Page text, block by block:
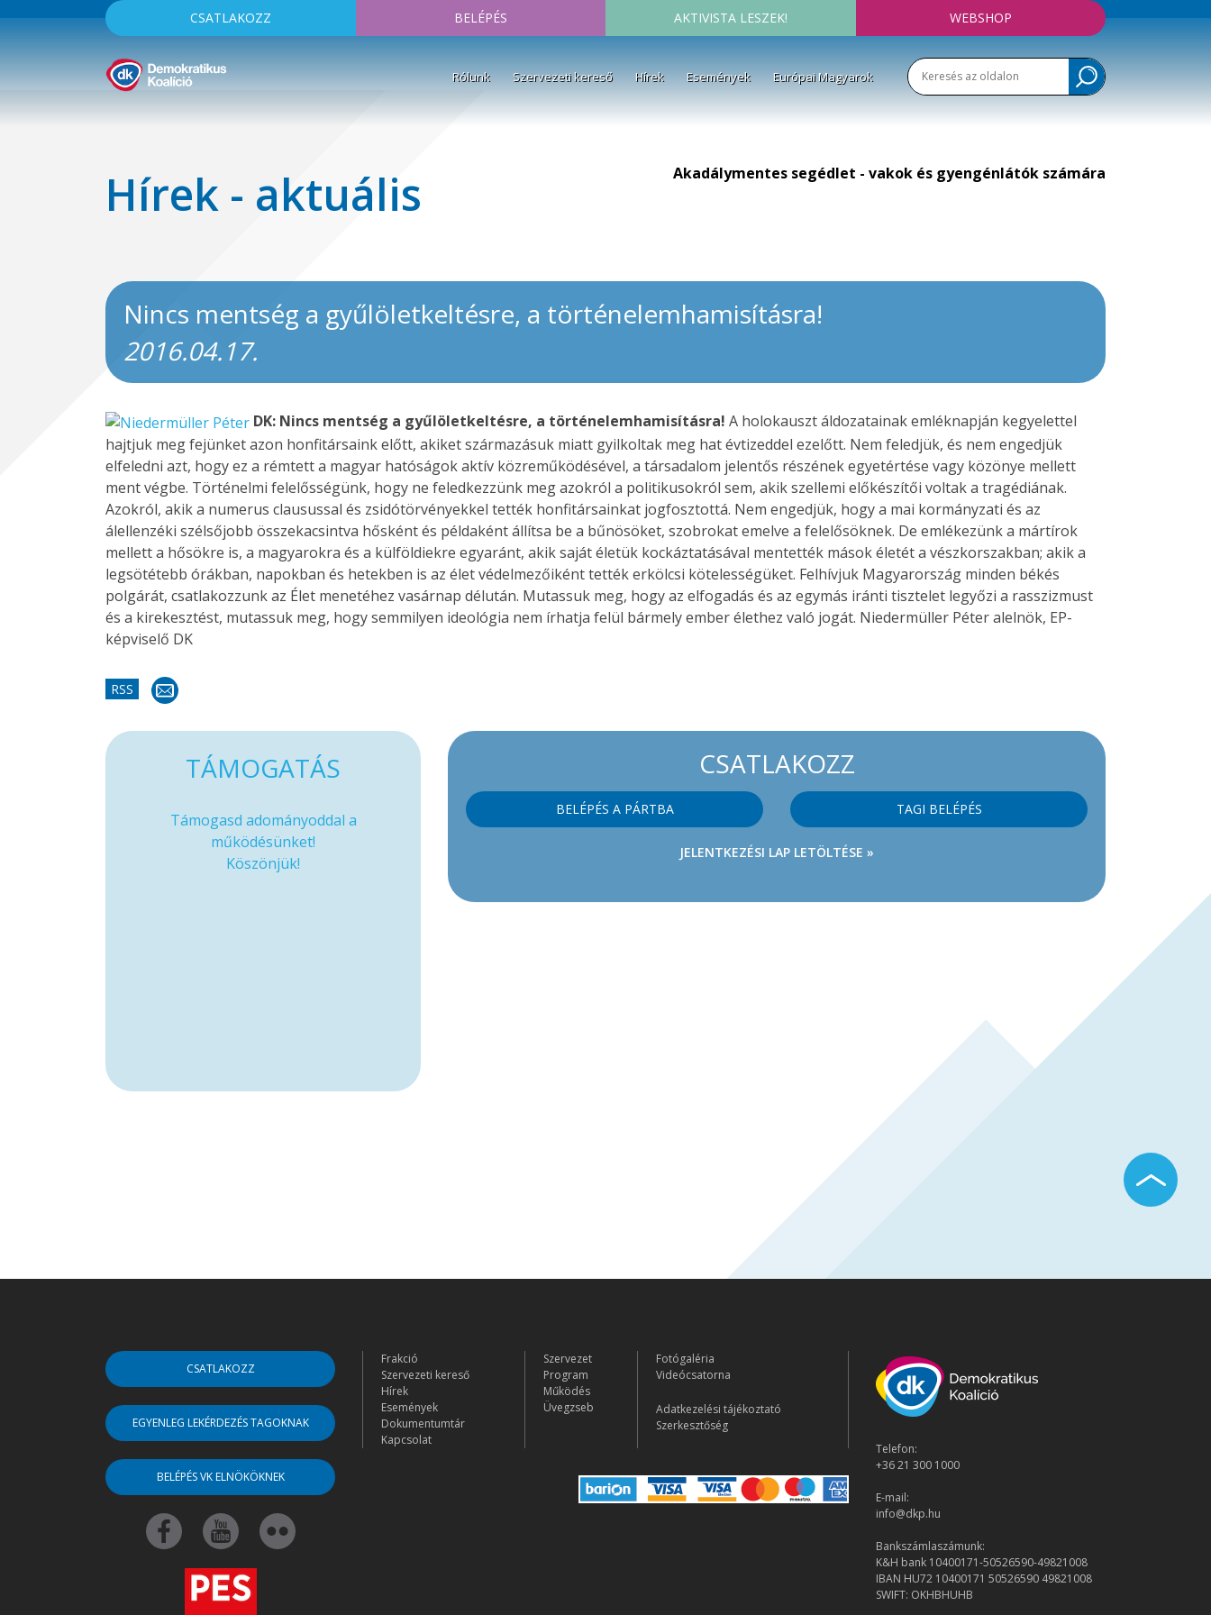
CSATLAKOZZ BELÉPÉS AKTIVISTA LESZEK! WEBSHOP
Rólunk Szervezeti kereső Hírek Események Európai Magyarok
Hírek - aktuális Akadálymentes segédlet - vakok és gyengénlátók számára
Nincs mentség a gyűlöletkeltésre, a történelemhamisításra!
2016.04.17.
DK: Nincs mentség a gyűlöletkeltésre, a történelemhamisításra! A holokauszt áldozatainak emléknapján kegyelettel
hajtjuk meg fejünket azon honfitársaink előtt, akiket származásuk miatt gyilkoltak meg hat évtizeddel ezelőtt. Nem feledjük, és nem engedjük
elfeledni azt, hogy ez a rémtett a magyar hatóságok aktív közreműködésével, a társadalom jelentős részének egyetértése vagy közönye mellett
ment végbe. Történelmi felelősségünk, hogy ne feledkezzünk meg azokról a politikusokról sem, akik szellemi előkészítői voltak a tragédiának.
Azokról, akik a numerus clausussal és zsidótörvényekkel tették honfitársainkat jogfosztottá. Nem engedjük, hogy a mai kormányzati és az
álellenzéki szélsőjobb összekacsintva hősként és példaként állítsa be a bűnösöket, szobrokat emelve a felelősöknek. De emlékezünk a mártírok
mellett a hősökre is, a magyarokra és a külföldiekre egyaránt, akik saját életük kockáztatásával mentették mások életét a vészkorszakban; akik a
legsötétebb órákban, napokban és hetekben is az élet védelmezőiként tették erkölcsi kötelességüket. Felhívjuk Magyarország minden békés
polgárát, csatlakozzunk az Élet menetéhez vasárnap délután. Mutassuk meg, hogy az elfogadás és az egymás iránti tisztelet legyőzi a rasszizmust
és a kirekesztést, mutassuk meg, hogy semmilyen ideológia nem írhatja felül bármely ember élethez való jogát. Niedermüller Péter alelnök, EP-
képviselő DK
RSS
CSATLAKOZZ
BELÉPÉS A PÁRTBA TAGI BELÉPÉS
JELENTKEZÉSI LAP LETÖLTÉSE »
TÁMOGATÁS
Támogasd adományoddal a
működésünket!
Köszönjük!
CSATLAKOZZ
EGYENLEG LEKÉRDEZÉS TAGOKNAK
BELÉPÉS VK ELNÖKÖKNEK
Frakció
Szervezeti kereső
Hírek
Események
Dokumentumtár
Kapcsolat
Szervezet
Program
Működés
Üvegzseb
Fotógaléria
Videócsatorna
Adatkezelési tájékoztató
Szerkesztőség
Telefon:
+36 21 300 1000
E-mail:
info@dkp.hu
Bankszámlaszámunk:
K&H bank 10400171-50526590-49821008
IBAN HU72 10400171 50526590 49821008
SWIFT: OKHBHUHB